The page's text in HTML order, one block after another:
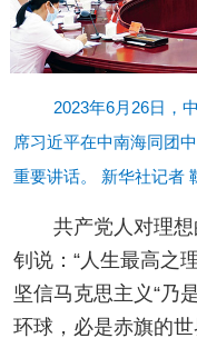
2023年6月26日，
席习近平在中南海同团
重要讲话。 新华社记者
共产党人对理
钊说：“人生最高之
坚信马克思主义“乃
环球，必是赤旗的